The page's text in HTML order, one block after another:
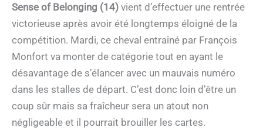
Sense of Belonging (14) vient d’effectuer une rentrée
victorieuse après avoir été longtemps éloigné de la
compétition. Mardi, ce cheval entraîné par François
Monfort va monter de catégorie tout en ayant le
désavantage de s’élancer avec un mauvais numéro
dans les stalles de départ. C’est donc loin d’être un
coup sûr mais sa fraîcheur sera un atout non
négligeable et il pourrait brouiller les cartes.